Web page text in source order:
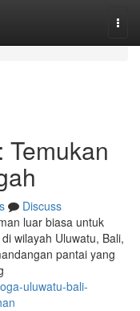
Temukan
Discuss
luar biasa untuk
wilayah Uluwatu, Bali,
pantai yang
uluwatu-bali-